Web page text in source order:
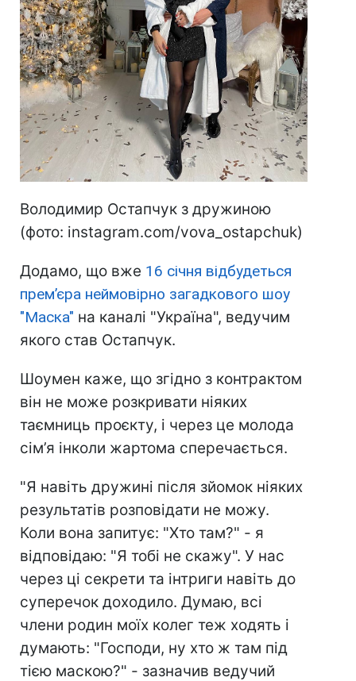
Володимир Остапчук з дружиною
(фото: instagram.com/vova_ostapchuk)
Додамо, що вже 16 січня відбудеться
прем’єра неймовірно загадкового шоу
"Маска" на каналі "Україна", ведучим
якого став Остапчук.
Шоумен каже, що згідно з контрактом
він не може розкривати ніяких
таємниць проєкту, і через це молода
сім’я інколи жартома сперечається.
"Я навіть дружині після зйомок ніяких
результатів розповідати не можу.
Коли вона запитує: "Хто там?" - я
відповідаю: "Я тобі не скажу". У нас
через ці секрети та інтриги навіть до
суперечок доходило. Думаю, всі
члени родин моїх колег теж ходять і
думають: "Господи, ну хто ж там під
тією маскою?" - зазначив ведучий